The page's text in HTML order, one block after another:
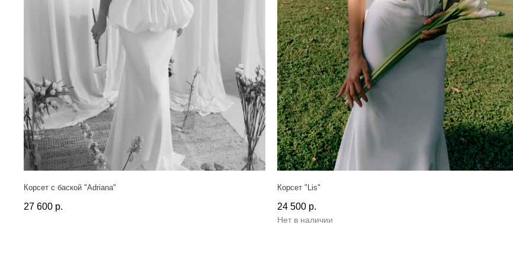
Корсет с баской "Adriana"
27 600 р.
Корсет "Lis"
24 500 р.
Нет в наличии